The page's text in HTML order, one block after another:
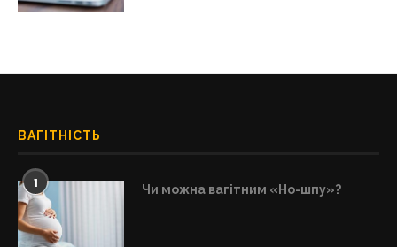
ВАГІТНІСТЬ
1 Чи можна вагітним «Но-шпу»?